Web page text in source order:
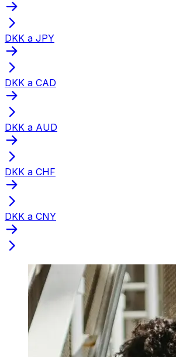
DKK a JPY
DKK a CAD
DKK a AUD
DKK a CHF
DKK a CNY